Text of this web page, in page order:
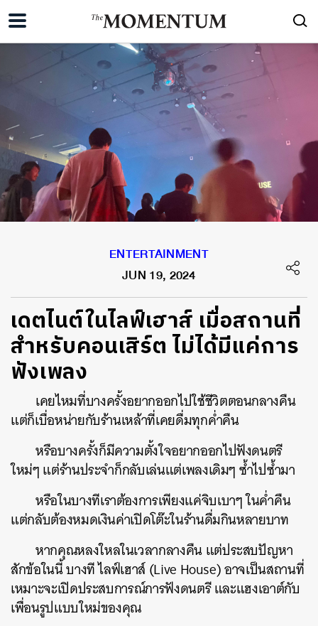
ENTERTAINMENT
JUN 19, 2024
เดตไนต์ในไลฟ์เฮาส์ เมื่อสถานที่
สำหรับคอนเสิร์ต ไม่ได้มีแค่การ
ฟังเพลง
เคยไหมที่บางครั้งอยากออกไปใช้ชีวิตตอนกลางคืน
แต่ก็เบื่อหน่ายกับร้านเหล้าที่เคยดื่มทุกค่ำคืน
หรือบางครั้งก็มีความตั้งใจอยากออกไปฟังดนตรี
ใหม่ๆ แต่ร้านประจำก็กลับเล่นแต่เพลงเดิมๆ ซ้ำไปซ้ำมา
หรือในบางทีเราต้องการเพียงแค่จิบเบาๆ ในค่ำคืน
แต่กลับต้องหมดเงินค่าเปิดโต๊ะในร้านดื่มกินหลายบาท
หากคุณหลงใหลในเวลากลางคืน แต่ประสบปัญหา
สักข้อในนี้ บางที ไลฟ์เฮาส์ (Live House) อาจเป็นสถานที่
เหมาะจะเปิดประสบการณ์การฟังดนตรี และแฮงเอาต์กับ
เพื่อนรูปแบบใหม่ของคุณ